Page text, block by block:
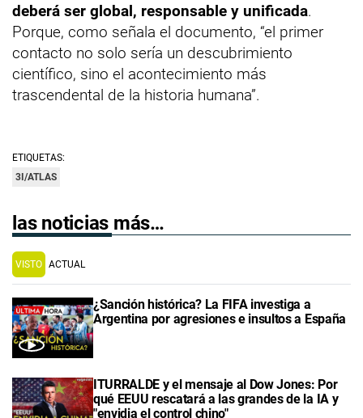
deberá ser global, responsable y unificada.
Porque, como señala el documento, “el primer
contacto no solo sería un descubrimiento
científico, sino el acontecimiento más
trascendental de la historia humana”.
ETIQUETAS:
3I/ATLAS
las noticias más…
VISTO ACTUAL
¿Sanción histórica? La FIFA investiga a
Argentina por agresiones e insultos a España
ITURRALDE y el mensaje al Dow Jones: Por
qué EEUU rescatará a las grandes de la IA y
"envidia el control chino"